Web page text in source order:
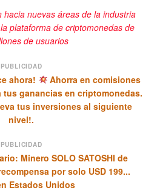
hacia nuevas áreas de la industria
plataforma de criptomonedas de
de usuarios
PUBLICIDAD
ahora!
Ahorra en comisiones
tus ganancias en criptomonedas.
tus inversiones al siguiente
nivel!.
PUBLICIDAD
Minero SOLO SATOSHI de
por solo USD 199...
Estados Unidos